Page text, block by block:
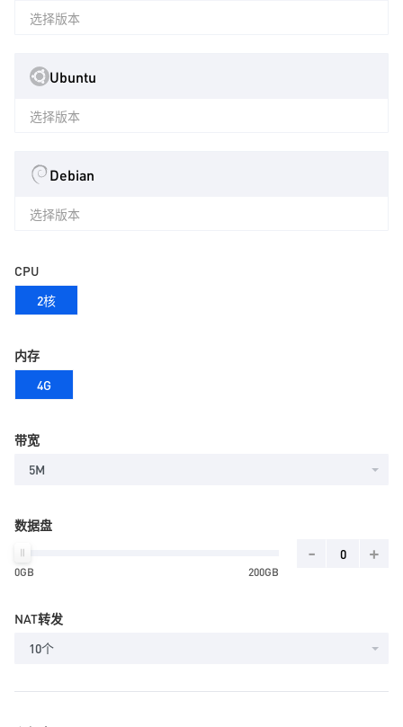
选择版本
Ubuntu
选择版本
Debian
选择版本
CPU
2核
内存
4G
带宽
5M
数据盘
0GB 200GB
- +
NAT转发
10个